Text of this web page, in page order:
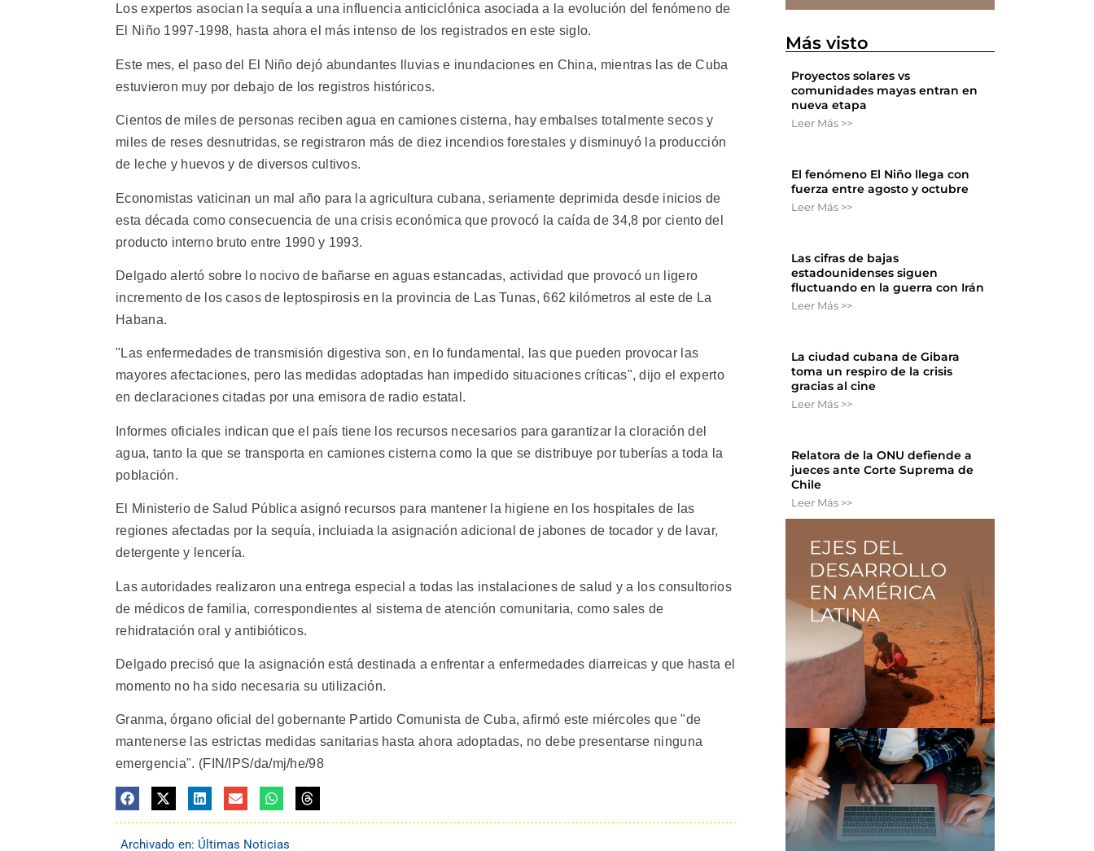
Los expertos asocian la sequía a una influencia anticiclónica asociada a la evolución del fenómeno de
El Niño 1997-1998, hasta ahora el más intenso de los registrados en este siglo.
Este mes, el paso del El Niño dejó abundantes lluvias e inundaciones en China, mientras las de Cuba
estuvieron muy por debajo de los registros históricos.
Cientos de miles de personas reciben agua en camiones cisterna, hay embalses totalmente secos y
miles de reses desnutridas, se registraron más de diez incendios forestales y disminuyó la producción
de leche y huevos y de diversos cultivos.
Economistas vaticinan un mal año para la agricultura cubana, seriamente deprimida desde inicios de
esta década como consecuencia de una crisis económica que provocó la caída de 34,8 por ciento del
producto interno bruto entre 1990 y 1993.
Delgado alertó sobre lo nocivo de bañarse en aguas estancadas, actividad que provocó un ligero
incremento de los casos de leptospirosis en la provincia de Las Tunas, 662 kilómetros al este de La
Habana.
"Las enfermedades de transmisión digestiva son, en lo fundamental, las que pueden provocar las
mayores afectaciones, pero las medidas adoptadas han impedido situaciones críticas", dijo el experto
en declaraciones citadas por una emisora de radio estatal.
Informes oficiales indican que el país tiene los recursos necesarios para garantizar la cloración del
agua, tanto la que se transporta en camiones cisterna como la que se distribuye por tuberías a toda la
población.
El Ministerio de Salud Pública asignó recursos para mantener la higiene en los hospitales de las
regiones afectadas por la sequía, incluiada la asignación adicional de jabones de tocador y de lavar,
detergente y lencería.
Las autoridades realizaron una entrega especial a todas las instalaciones de salud y a los consultorios
de médicos de familia, correspondientes al sistema de atención comunitaria, como sales de
rehidratación oral y antibióticos.
Delgado precisó que la asignación está destinada a enfrentar a enfermedades diarreicas y que hasta el
momento no ha sido necesaria su utilización.
Granma, órgano oficial del gobernante Partido Comunista de Cuba, afirmó este miércoles que "de
mantenerse las estrictas medidas sanitarias hasta ahora adoptadas, no debe presentarse ninguna
emergencia". (FIN/IPS/da/mj/he/98
Archivado en: Últimas Noticias
Más visto
Proyectos solares vs
comunidades mayas entran en
nueva etapa
Leer Más >>
El fenómeno El Niño llega con
fuerza entre agosto y octubre
Leer Más >>
Las cifras de bajas
estadounidenses siguen
fluctuando en la guerra con Irán
Leer Más >>
La ciudad cubana de Gibara
toma un respiro de la crisis
gracias al cine
Leer Más >>
Relatora de la ONU defiende a
jueces ante Corte Suprema de
Chile
Leer Más >>